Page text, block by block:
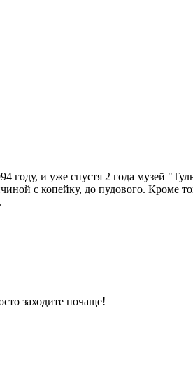
году, и уже спустя 2 года музей
с копейку, до пудового.
заходите почаще!